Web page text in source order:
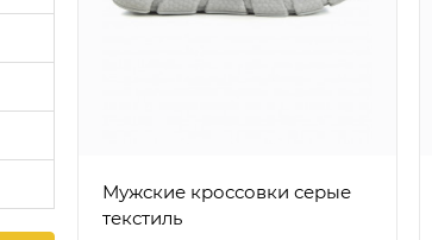
Мужские кроссовки серые
текстиль